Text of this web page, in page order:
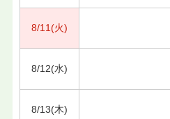
8/11(火)
8/12(水)
8/13(木)